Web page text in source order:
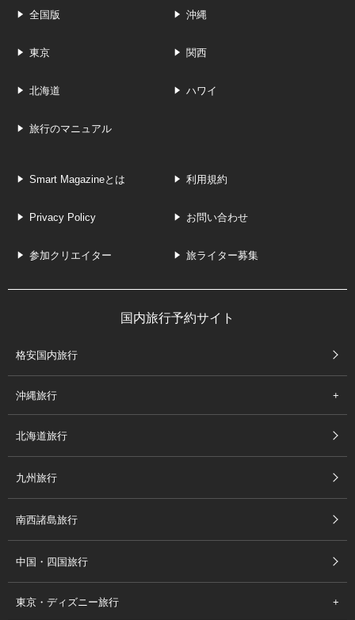
全国版 沖縄
東京 関西
北海道 ハワイ
旅行のマニュアル
Smart Magazineとは 利用規約
Privacy Policy お問い合わせ
参加クリエイター 旅ライター募集
国内旅行予約サイト
格安国内旅行
沖縄旅行
北海道旅行
九州旅行
南西諸島旅行
中国・四国旅行
東京・ディズニー旅行